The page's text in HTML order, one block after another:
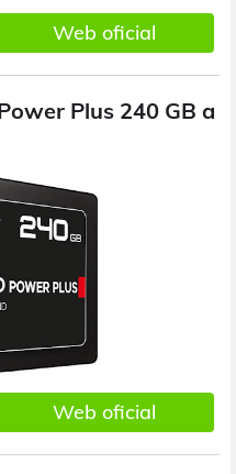
Web oficial
Plus 240 GB a
Web oficial